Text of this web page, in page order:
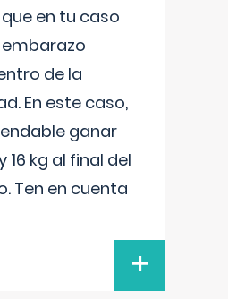
en tu caso
de la
En este caso,
ganar
16 kg al final del
Ten en cuenta
+